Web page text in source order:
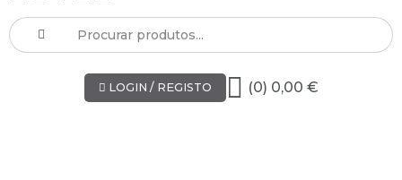
LOGIN / REGISTO (0) 0,00 €